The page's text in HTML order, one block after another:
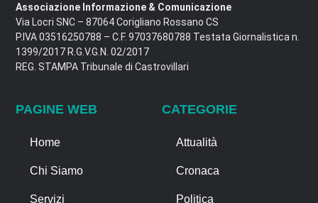
Associazione Informazione & Comunicazione
Via Locri SNC – 87064 Corigliano Rossano CS
P.IVA 03516250788 – C.F. 97037680788 Testata Giornalistica n.
1399/2017 R.G.V.G.N. 02/2017
REG. STAMPA Tribunale di Castrovillari
PAGINE WEB
Home
Chi Siamo
Servizi
CATEGORIE
Attualità
Cronaca
Politica